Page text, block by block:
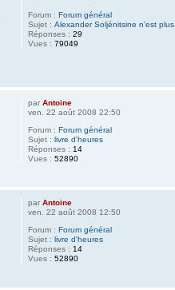
Forum :Forum général
Sujet :Alexander Soljénitsine n'est plus
Réponses :29
Vues :79049
parAntoine
ven. 22 août 2008 22:50
Forum :Forum général
Sujet :livre d'heures
Réponses : 14
Vues :52890
parAntoine
ven. 22 août 2008 12:50
Forum :Forum général
Sujet :livre d'heures
Réponses : 14
Vues :52890